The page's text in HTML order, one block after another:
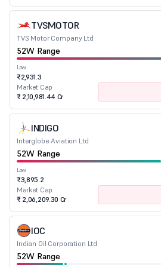
TVSMOTOR
TVS Motor Company Ltd
52W Range
Low
₹2,931.3
Market Cap
₹ 2,10,981.44 Cr
INDIGO
Interglobe Aviation Ltd
52W Range
Low
₹3,895.2
Market Cap
₹ 2,06,209.30 Cr
IOC
Indian Oil Corporation Ltd
52W Range